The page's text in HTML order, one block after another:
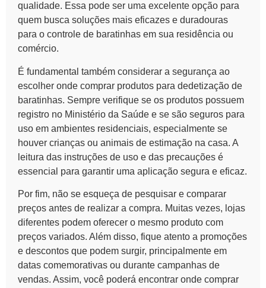
qualidade. Essa pode ser uma excelente opção para
quem busca soluções mais eficazes e duradouras
para o controle de baratinhas em sua residência ou
comércio.
É fundamental também considerar a segurança ao
escolher onde comprar produtos para dedetização de
baratinhas. Sempre verifique se os produtos possuem
registro no Ministério da Saúde e se são seguros para
uso em ambientes residenciais, especialmente se
houver crianças ou animais de estimação na casa. A
leitura das instruções de uso e das precauções é
essencial para garantir uma aplicação segura e eficaz.
Por fim, não se esqueça de pesquisar e comparar
preços antes de realizar a compra. Muitas vezes, lojas
diferentes podem oferecer o mesmo produto com
preços variados. Além disso, fique atento a promoções
e descontos que podem surgir, principalmente em
datas comemorativas ou durante campanhas de
vendas. Assim, você poderá encontrar onde comprar